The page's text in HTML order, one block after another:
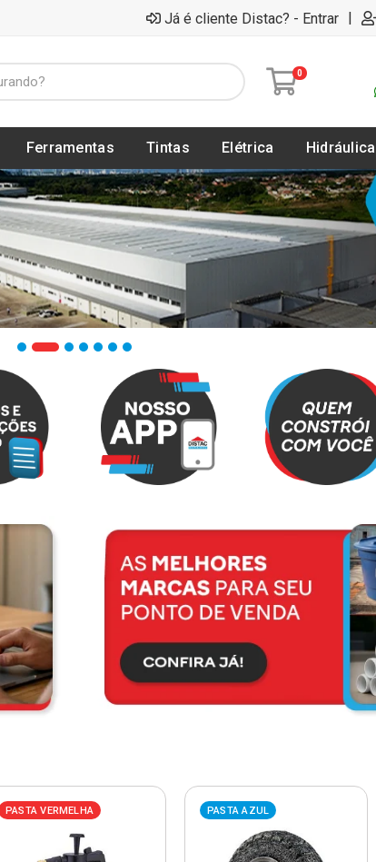
Já é cliente Distac? - Entrar |
0
Ferramentas Tintas Elétrica Hidráulica
PASTA VERMELHA PASTA AZUL